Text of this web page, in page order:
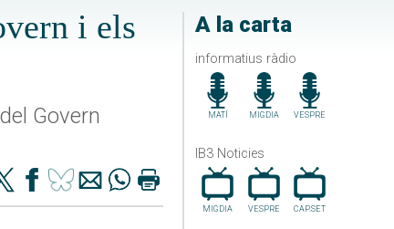
A la carta
informatius ràdio
MATÍ MIGDIA VESPRE
IB3 Noticies
MIGDIA VESPRE CAP.SET
i els
Govern